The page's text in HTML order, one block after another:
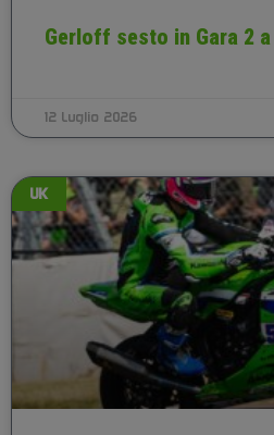
Gerloff sesto in Gara 2
12 Luglio 2026
UK